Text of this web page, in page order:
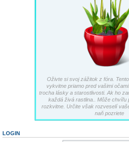
Oživte si svoj zážitok z fóra.
vykvitne priamo pred vašimi
trocha lásky a starostlivosti. Ak ho
každá živá rastlina.. Môže chvíľu
rozkvitne. Určite však rozveselí
naň pozriete
LOGIN